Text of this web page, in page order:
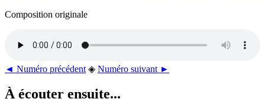
Composition originale
◄ Numéro précédent ◈ Numéro suivant ►
À écouter ensuite...